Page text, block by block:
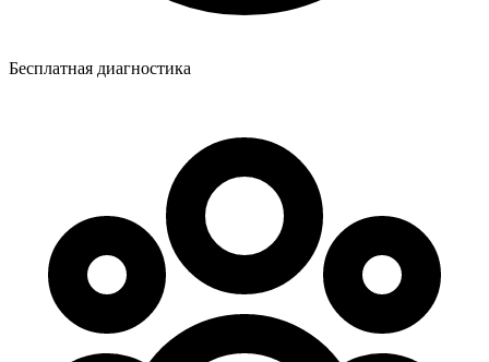
Бесплатная диагностика